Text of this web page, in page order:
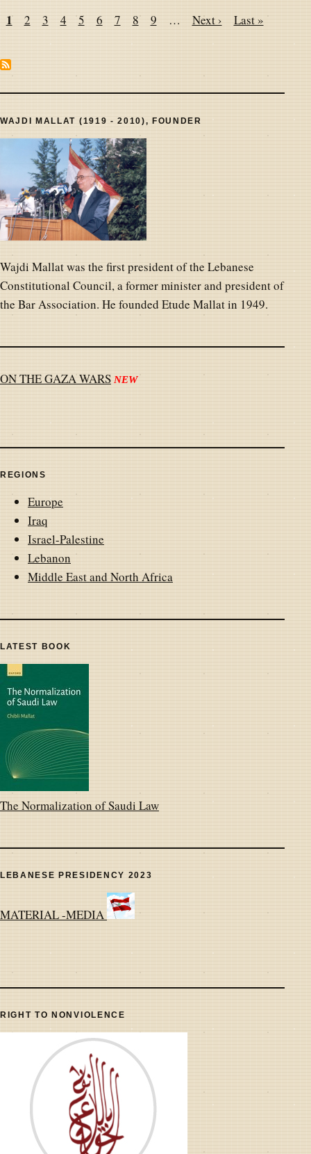
Pagination
Page
1 Page
2 Page
3 Page
4 Page
5 Page
6 Page
7 Page
8 Page
9 …
Next
Next ›
Last
Last »
WAJDI MALLAT (1919 - 2010), FOUNDER
Wajdi Mallat was the first president of the Lebanese
Constitutional Council, a former minister and president of
the Bar Association. He founded Etude Mallat in 1949.
ON THE GAZA WARS NEW
REGIONS
Europe
Iraq
Israel-Palestine
Lebanon
Middle East and North Africa
LATEST BOOK
The Normalization of Saudi Law
LEBANESE PRESIDENCY 2023
MATERIAL -MEDIA
RIGHT TO NONVIOLENCE